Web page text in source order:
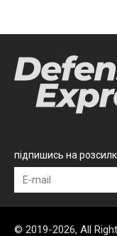
підпишись на
© 2019-2026, All